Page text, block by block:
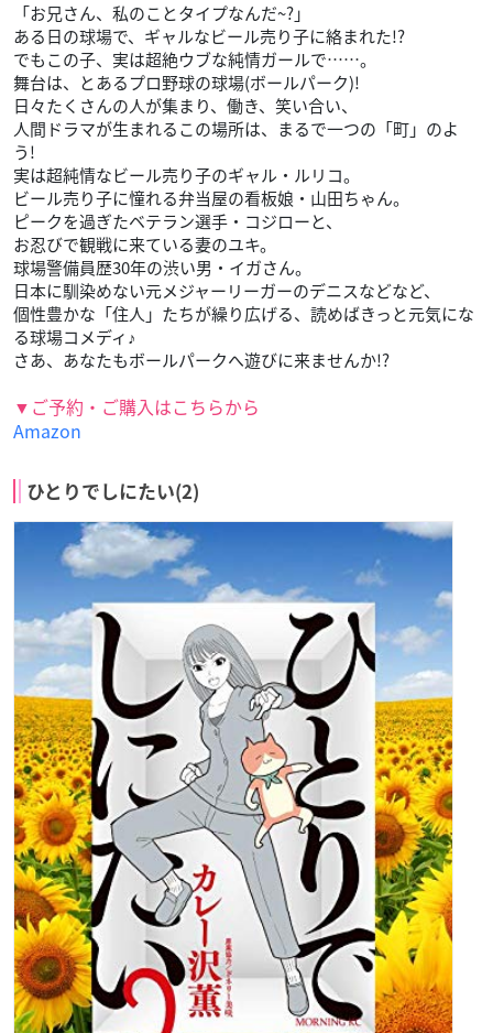
「お兄さん、私のことタイプなんだ~?」
ある日の球場で、ギャルなビール売り子に絡まれた!?
でもこの子、実は超絶ウブな純情ガールで……。
舞台は、とあるプロ野球の球場(ボールパーク)!
日々たくさんの人が集まり、働き、笑い合い、
人間ドラマが生まれるこの場所は、まるで一つの「町」のよ
う!
実は超純情なビール売り子のギャル・ルリコ。
ビール売り子に憧れる弁当屋の看板娘・山田ちゃん。
ピークを過ぎたベテラン選手・コジローと、
お忍びで観戦に来ている妻のユキ。
球場警備員歴30年の渋い男・イガさん。
日本に馴染めない元メジャーリーガーのデニスなどなど、
個性豊かな「住人」たちが繰り広げる、読めばきっと元気にな
る球場コメディ♪
さあ、あなたもボールパークへ遊びに来ませんか!?
▼ご予約・ご購入はこちらから
Amazon
ひとりでしにたい(2)